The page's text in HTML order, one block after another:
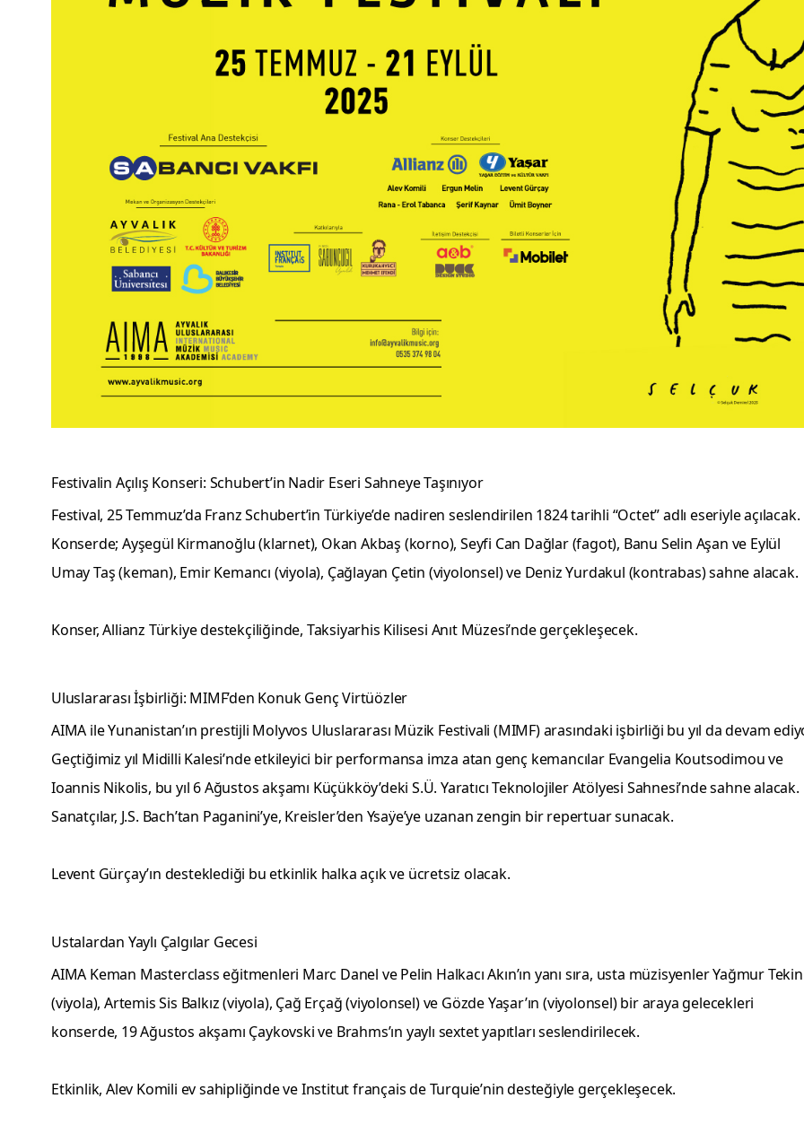
Festivalin Açılış Konseri: Schubert’in Nadir Eseri Sahneye Taşınıyor
Festival, 25 Temmuz’da Franz Schubert’in Türkiye’de nadiren seslendirilen 1824 tarihli “Octet” adlı eseriyle açılacak.
Konserde; Ayşegül Kirmanoğlu (klarnet), Okan Akbaş (korno), Seyfi Can Dağlar (fagot), Banu Selin Aşan ve Eylül
Umay Taş (keman), Emir Kemancı (viyola), Çağlayan Çetin (viyolonsel) ve Deniz Yurdakul (kontrabas) sahne alacak.
Konser, Allianz Türkiyedestekçiliğinde, Taksiyarhis Kilisesi Anıt Müzesi’nde gerçekleşecek.
Uluslararası İşbirliği: MIMF’den Konuk Genç Virtüözler
AIMA ile Yunanistan’ın prestijli Molyvos Uluslararası Müzik Festivali (MIMF) arasındaki işbirliği bu yıl da devam
Geçtiğimiz yıl Midilli Kalesi’nde etkileyici bir performansa imza atan genç kemancılar Evangelia Koutsodimou ve
Ioannis Nikolis, bu yıl 6 Ağustos akşamı Küçükköy’deki S.Ü. Yaratıcı Teknolojiler Atölyesi Sahnesi’nde sahne alacak.
Sanatçılar, J.S. Bach’tan Paganini’ye, Kreisler’den Ysaÿe’ye uzanan zengin bir repertuar sunacak.
Levent Gürçay’ın desteklediği bu etkinlik halka açık ve ücretsiz olacak.
Ustalardan Yaylı Çalgılar Gecesi
AIMA Keman Masterclass eğitmenleri Marc Danel ve Pelin Halkacı Akın’ın yanı sıra, usta müzisyenler Yağmur Tekin
(viyola), Artemis Sis Balkız (viyola), Çağ Erçağ (viyolonsel) ve Gözde Yaşar’ın (viyolonsel) bir araya gelecekleri
konserde, 19 Ağustos akşamı Çaykovski ve Brahms’ın yaylı sextet yapıtları seslendirilecek.
Etkinlik, Alev Komili ev sahipliğinde ve Institut français de Turquie’nin desteğiyle gerçekleşecek.